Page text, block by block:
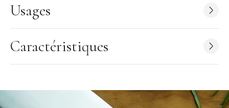
croute est tranchée sans être déchirée et les miettes sont peu
nombreuses.
L’extrême tranchant de la lame assure une découpe facile et
efficace.
la poignée pour se loger dans le creux de la main. La prise est
ainsi assurée et le mouvement se fait naturellement.
Usages
Caractéristiques